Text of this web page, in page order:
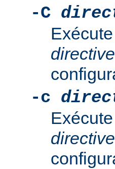
-C
directive
-c
directive